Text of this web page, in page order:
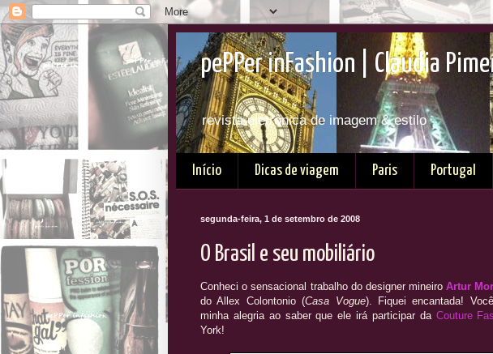
pePPer inFashion | Claudia
revista eletrônica de imagem & estilo
Início Dicas de viagem Paris Portugal
segunda-feira, 1 de setembro de 2008
O Brasil e seu mobiliário
Conheci o sensacional trabalho do designer mineiroArtur
do Allex Colontonio (Casa Vogue). Fiquei encantada!
minha alegria ao saber que ele irá participar da Couture
York!